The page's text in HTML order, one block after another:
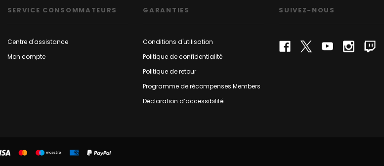
SERVICE CONSOMMATEURS
Centre d'assistance
Mon compte
GARANTIES
Conditions d'utilisation
Politique de confidentialité
Politique de retour
Programme de récompenses Members
Déclaration d’accessibilité
SUIVEZ-NOUS